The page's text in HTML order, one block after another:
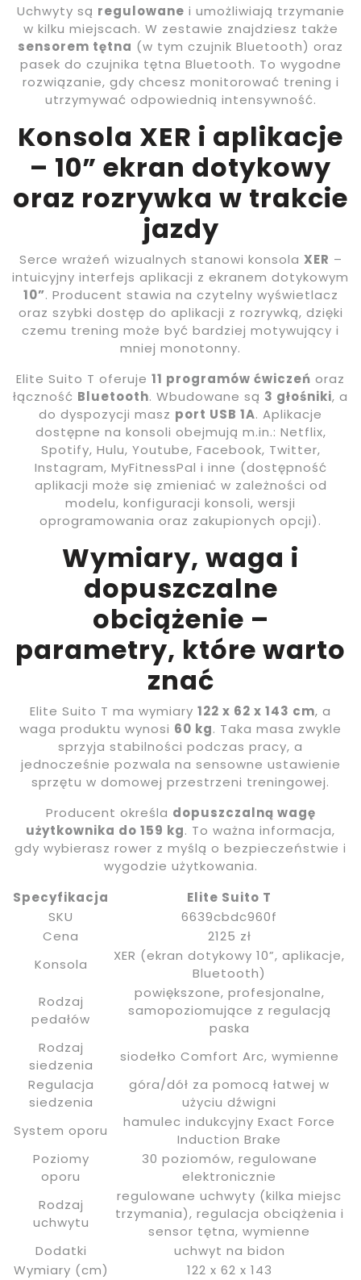
Uchwyty są regulowane i umożliwiają trzymanie
w kilku miejscach. W zestawie znajdziesz także
sensorem tętna (w tym czujnik Bluetooth) oraz
pasek do czujnika tętna Bluetooth. To wygodne
rozwiązanie, gdy chcesz monitorować trening i
utrzymywać odpowiednią intensywność.
Konsola XER i aplikacje
– 10” ekran dotykowy
oraz rozrywka w trakcie
jazdy
Serce wrażeń wizualnych stanowi konsola XER –
intuicyjny interfejs aplikacji z ekranem dotykowym
10”. Producent stawia na czytelny wyświetlacz
oraz szybki dostęp do aplikacji z rozrywką, dzięki
czemu trening może być bardziej motywujący i
mniej monotonny.
Elite Suito T oferuje 11 programów ćwiczeń oraz
łączność Bluetooth. Wbudowane są 3 głośniki, a
do dyspozycji masz port USB 1A. Aplikacje
dostępne na konsoli obejmują m.in.: Netflix,
Spotify, Hulu, Youtube, Facebook, Twitter,
Instagram, MyFitnessPal i inne (dostępność
aplikacji może się zmieniać w zależności od
modelu, konfiguracji konsoli, wersji
oprogramowania oraz zakupionych opcji).
Wymiary, waga i
dopuszczalne
obciążenie –
parametry, które warto
znać
Elite Suito T ma wymiary 122 x 62 x 143 cm, a
waga produktu wynosi 60 kg. Taka masa zwykle
sprzyja stabilności podczas pracy, a
jednocześnie pozwala na sensowne ustawienie
sprzętu w domowej przestrzeni treningowej.
Producent określa dopuszczalną wagę
użytkownika do 159 kg. To ważna informacja,
gdy wybierasz rower z myślą o bezpieczeństwie i
wygodzie użytkowania.
Specyfikacja
Elite Suito T
SKU
6639cbdc960f
Cena
2125 zł
Konsola
XER (ekran dotykowy 10”, aplikacje,
Bluetooth)
Rodzaj
pedałów
powiększone, profesjonalne,
samopoziomujące z regulacją
paska
Rodzaj
siedzenia
siodełko Comfort Arc, wymienne
Regulacja
siedzenia
góra/dół za pomocą łatwej w
użyciu dźwigni
System oporu
hamulec indukcyjny Exact Force
Induction Brake
Poziomy
oporu
30 poziomów, regulowane
elektronicznie
Rodzaj
uchwytu
regulowane uchwyty (kilka miejsc
trzymania), regulacja obciążenia i
sensor tętna, wymienne
Dodatki
uchwyt na bidon
Wymiary (cm)
122 x 62 x 143